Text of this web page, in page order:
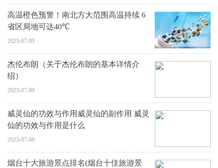
高温橙色预警！南北方大范围高温持续 6
省区局地可达40℃
2023-07-09
杰伦布朗（关于杰伦布朗的基本详情介
绍）
2023-07-09
威灵仙的功效与作用威灵仙的副作用 威灵
仙的功效与作用是什么
2023-07-08
烟台十大旅游景点排名(烟台十佳旅游景